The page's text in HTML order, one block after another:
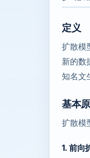
定义
扩散模
新的数
知名文
基本
扩散模
1. 前向